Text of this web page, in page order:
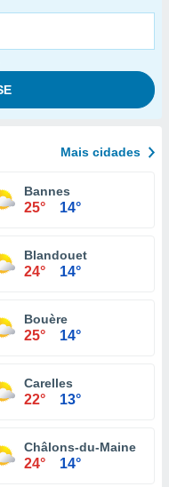
Mais cidades
Bannes
25° 14°
Blandouet
24° 14°
Bouère
25° 14°
Carelles
22° 13°
Châlons-du-Maine
24° 14°